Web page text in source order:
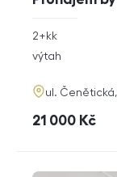
rozměry
dispozice
2+kk
funkce
výtah
adresa
ul.
cena
21 000 Kč